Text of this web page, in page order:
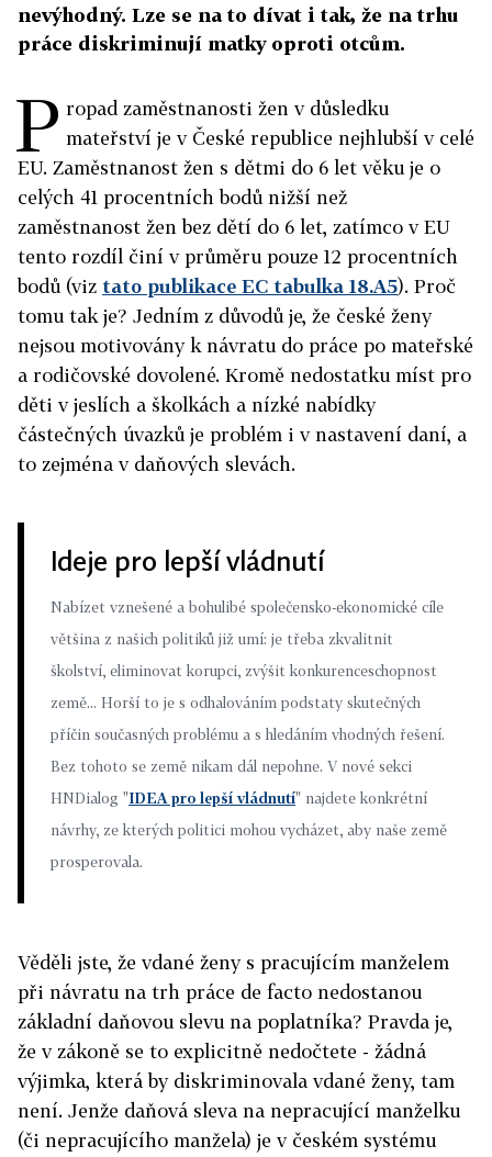
nevýhodný. Lze se na to dívat i tak, že na trhu
práce diskriminují matky oproti otcům.
P ropad zaměstnanosti žen v důsledku
mateřství je v České republice nejhlubší v celé
EU. Zaměstnanost žen s dětmi do 6 let věku je o
celých 41 procentních bodů nižší než
zaměstnanost žen bez dětí do 6 let, zatímco v EU
tento rozdíl činí v průměru pouze 12 procentních
bodů (viz tato publikace EC tabulka 18.A5). Proč
tomu tak je? Jedním z důvodů je, že české ženy
nejsou motivovány k návratu do práce po mateřské
a rodičovské dovolené. Kromě nedostatku míst pro
děti v jeslích a školkách a nízké nabídky
částečných úvazků je problém i v nastavení daní, a
to zejména v daňových slevách.
Ideje pro lepší vládnutí
Nabízet vznešené a bohulibé společensko-ekonomické cíle
většina z našich politiků již umí: je třeba zkvalitnit
školství, eliminovat korupci, zvýšit konkurenceschopnost
země... Horší to je s odhalováním podstaty skutečných
příčin současných problému a s hledáním vhodných řešení.
Bez tohoto se země nikam dál nepohne. V nové sekci
HNDialog "IDEA pro lepší vládnutí" najdete konkrétní
návrhy, ze kterých politici mohou vycházet, aby naše země
prosperovala.
Věděli jste, že vdané ženy s pracujícím manželem
při návratu na trh práce de facto nedostanou
základní daňovou slevu na poplatníka? Pravda je,
že v zákoně se to explicitně nedočtete - žádná
výjimka, která by diskriminovala vdané ženy, tam
není. Jenže daňová sleva na nepracující manželku
(či nepracujícího manžela) je v českém systému